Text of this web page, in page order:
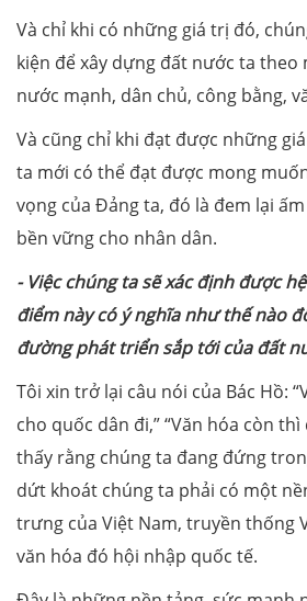
Và chỉ khi có những giá trị đó,
kiện để xây dựng đất nước ta theo
nước mạnh, dân chủ, công bằng,
Và cũng chỉ khi đạt được những
ta mới có thể đạt được mong
vọng của Đảng ta, đó là đem lại
bền vững cho nhân dân.
- Việc chúng ta sẽ xác định được
điểm này có ý nghĩa như thế nào
đường phát triển sắp tới của đất
Tôi xin trở lại câu nói của Bác Hồ:
cho quốc dân đi,” “Văn hóa còn
thấy rằng chúng ta đang đứng
dứt khoát chúng ta phải có một
trưng của Việt Nam, truyền thống
văn hóa đó hội nhập quốc tế.